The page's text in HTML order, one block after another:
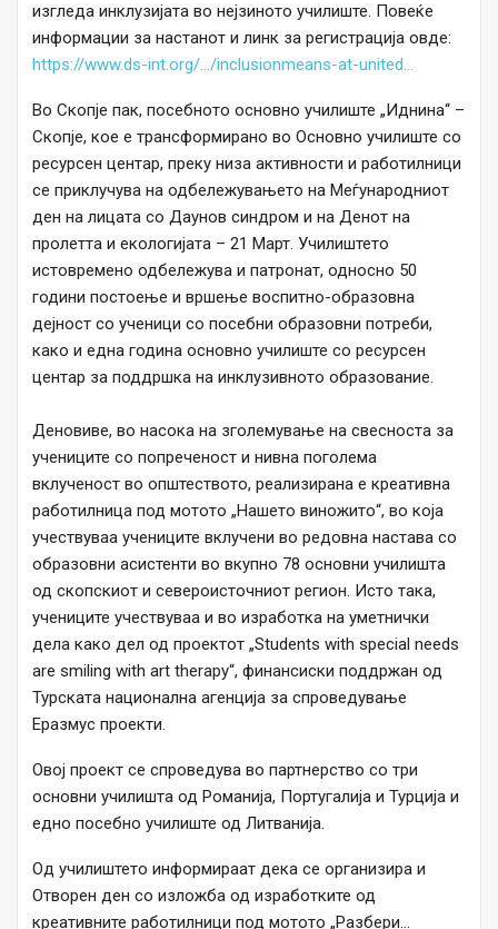
изгледа инклузијата во нејзиното училиште. Повеќе
информации за настанот и линк за регистрација овде:
https://www.ds-int.org/…/inclusionmeans-at-united…
Во Скопје пак, посебното основно училиште „Иднина“ –
Скопје, кое е трансформирано во Основно училиште со
ресурсен центар, преку низа активности и работилници
се приклучува на одбележувањето на Меѓународниот
ден на лицата со Даунов синдром и на Денот на
пролетта и екологијата – 21 Март. Училиштето
истовремено одбележува и патронат, односно 50
години постоење и вршење воспитно-образовна
дејност со ученици со посебни образовни потреби,
како и една година основно училиште со ресурсен
центар за поддршка на инклузивното образование.
Деновиве, во насока на зголемување на свесноста за
учениците со попреченост и нивна поголема
вклученост во општеството, реализирана е креативна
работилница под мотото „Нашето виножито“, во која
учествуваа учениците вклучени во редовна настава со
образовни асистенти во вкупно 78 основни училишта
од скопскиот и североисточниот регион. Исто така,
учениците учествуваа и во изработка на уметнички
дела како дел од проектот „Students with special needs
are smiling with art therapy“, финансиски поддржан од
Турската национална агенција за спроведување
Еразмус проекти.
Овој проект се спроведува во партнерство со три
основни училишта од Романија, Португалија и Турција и
едно посебно училиште од Литванија.
Од училиштето информираат дека се организира и
Отворен ден со изложба од изработките од
креативните работилници под мотото „Разбери…